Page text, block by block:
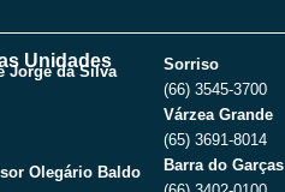
Unidades
Jorge da Silva
Olegário Baldo
Sorriso
(66) 3545-3700
Várzea Grande
(65) 3691-8014
Barra do Garças